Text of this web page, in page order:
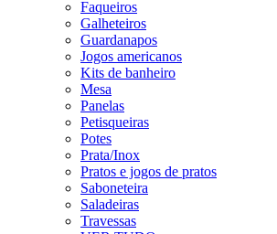
Faqueiros
Galheteiros
Guardanapos
Jogos americanos
Kits de banheiro
Mesa
Panelas
Petisqueiras
Potes
Prata/Inox
Pratos e jogos de pratos
Saboneteira
Saladeiras
Travessas